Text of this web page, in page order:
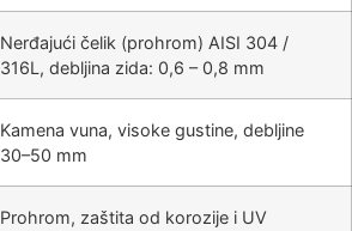
Nerđajući čelik (prohrom) AISI 304 /
316L, debljina zida: 0,6 – 0,8 mm
Kamena vuna, visoke gustine, debljine
30–50 mm
Prohrom, zaštita od korozije i UV